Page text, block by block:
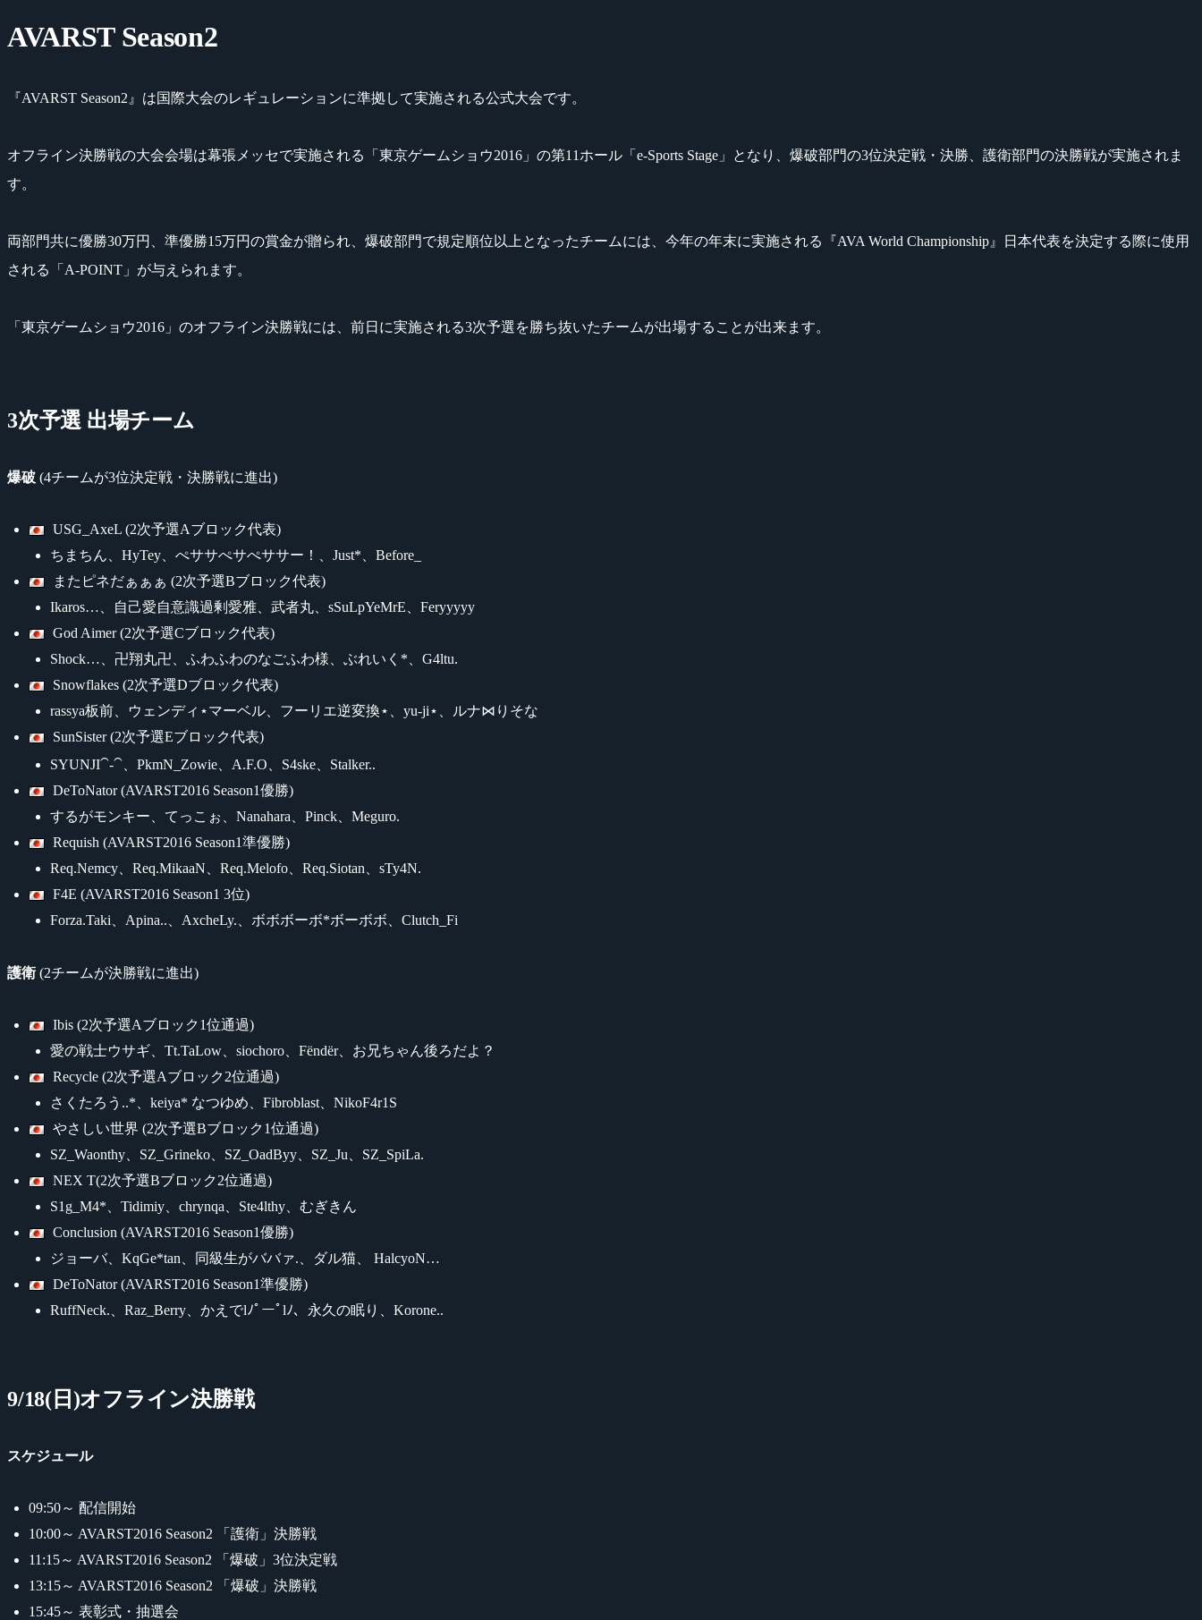
AVARST Season2
『AVARST Season2』は国際大会のレギュレーションに準拠して実施される公式大会です。
オフライン決勝戦の大会会場は幕張メッセで実施される「東京ゲームショウ2016」の第11ホール「e-Sports Stage」となり、爆破部門の3位決定戦・決勝、護衛部門の決勝戦が実施されま
す。
両部門共に優勝30万円、準優勝15万円の賞金が贈られ、爆破部門で規定順位以上となったチームには、今年の年末に実施される『AVA World Championship』日本代表を決定する際に使用
される「A-POINT」が与えられます。
「東京ゲームショウ2016」のオフライン決勝戦には、前日に実施される3次予選を勝ち抜いたチームが出場することが出来ます。
3次予選 出場チーム
爆破 (4チームが3位決定戦・決勝戦に進出)
USG_AxeL (2次予選Aブロック代表)
ちまちん、HyTey、ぺササぺサぺササー！、Just*、Before_
またピネだぁぁぁ (2次予選Bブロック代表)
Ikaros…、自己愛自意識過剰愛雅、武者丸、sSuLpYeMrE、Feryyyyy
God Aimer (2次予選Cブロック代表)
Shock…、卍翔丸卍、ふわふわのなごふわ様、ぶれいく*、G4ltu.
Snowflakes (2次予選Dブロック代表)
rassya板前、ウェンディ⋆マーベル、フーリエ逆変換⋆、yu-ji⋆、ルナ⋈りそな
SunSister (2次予選Eブロック代表)
SYUNJI⁀-⁀、PkmN_Zowie、A.F.O、S4ske、Stalker..
DeToNator (AVARST2016 Season1優勝)
するがモンキー、てっこぉ、Nanahara、Pinck、Meguro.
Requish (AVARST2016 Season1準優勝)
Req.Nemcy、Req.MikaaN、Req.Melofo、Req.Siotan、sTy4N.
F4E (AVARST2016 Season1 3位)
Forza.Taki、Apina..、AxcheLy.、ボボボーボ*ボーボボ、Clutch_Fi
護衛(2チームが決勝戦に進出)
Ibis (2次予選Aブロック1位通過)
愛の戦士ウサギ、Tt.TaLow、siochoro、Fëndër、お兄ちゃん後ろだよ？
Recycle (2次予選Aブロック2位通過)
さくたろう..*、keiya* なつゆめ、Fibroblast、NikoF4r1S
やさしい世界 (2次予選Bブロック1位通過)
SZ_Waonthy、SZ_Grineko、SZ_OadByy、SZ_Ju、SZ_SpiLa.
NEX T(2次予選Bブロック2位通過)
S1g_M4*、Tidimiy、chrynqa、Ste4lthy、むぎきん
Conclusion (AVARST2016 Season1優勝)
ジョーバ、KqGe*tan、同級生がババァ.、ダル猫、 HalcyoN…
DeToNator (AVARST2016 Season1準優勝)
RuffNeck.、Raz_Berry、かえでlﾉﾟーﾟlﾉ、永久の眠り、Korone..
9/18(日)オフライン決勝戦
スケジュール
09:50～ 配信開始
10:00～ AVARST2016 Season2 「護衛」決勝戦
11:15～ AVARST2016 Season2 「爆破」3位決定戦
13:15～ AVARST2016 Season2 「爆破」決勝戦
15:45～ 表彰式・抽選会